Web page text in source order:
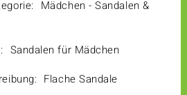
Mädchen - Sandalen &
Sandalen für Mädchen
Flache Sandale